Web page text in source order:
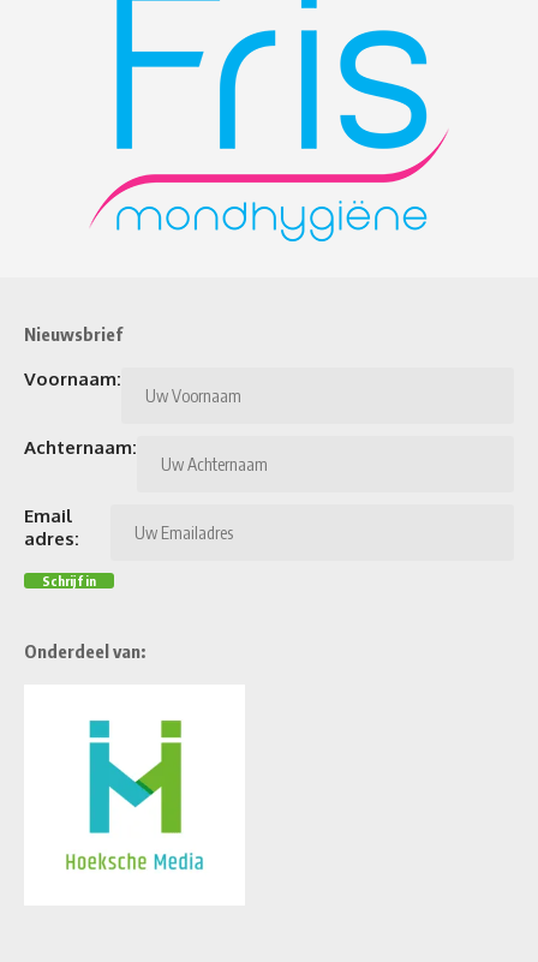
Nieuwsbrief
Voornaam:
Achternaam:
Email
adres:
Onderdeel van: